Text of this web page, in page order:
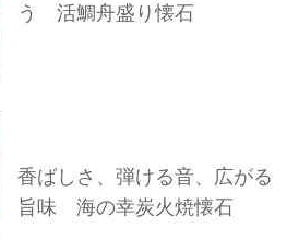
う 活鯛舟盛り懐石
香ばしさ、弾ける音、広がる
旨味 海の幸炭火焼懐石